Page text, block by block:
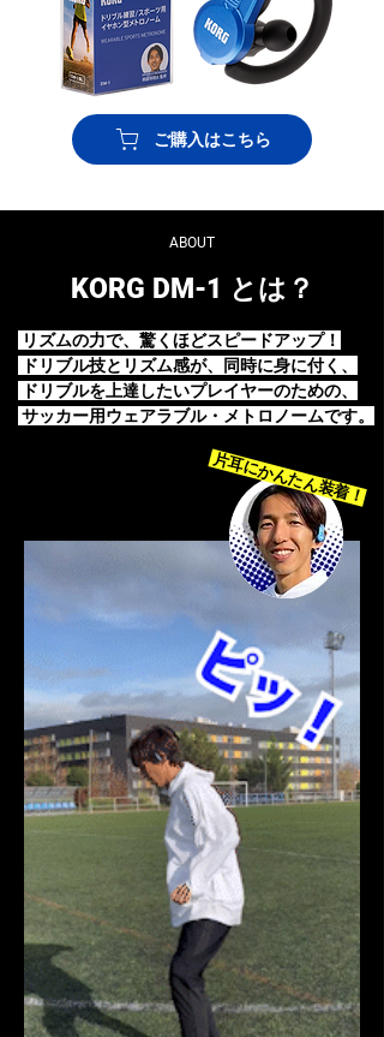
ご購入はこちら
ABOUT
KORG DM-1 とは？
リズムの力で、驚くほどスピードアップ！
ドリブル技とリズム感が、同時に身に付く、
ドリブルを上達したいプレイヤーのための、
サッカー用ウェアラブル・メトロノームです。
片耳にかんたん装着！